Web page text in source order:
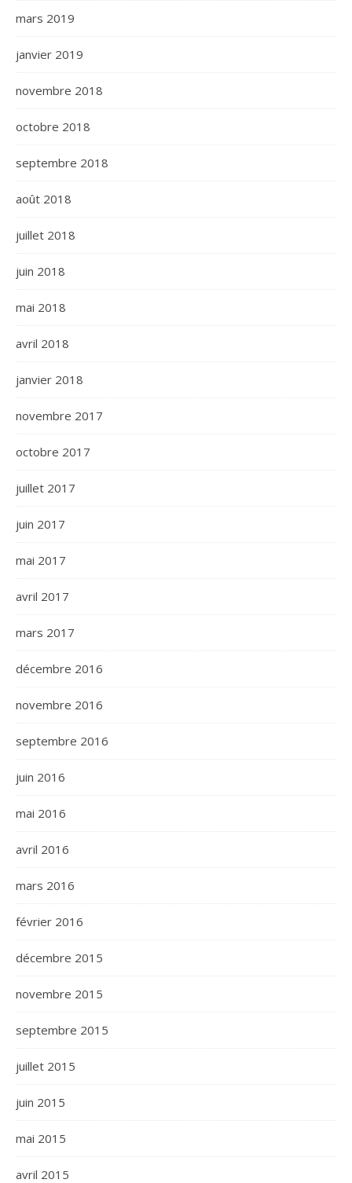
mars 2019
janvier 2019
novembre 2018
octobre 2018
septembre 2018
août 2018
juillet 2018
juin 2018
mai 2018
avril 2018
janvier 2018
novembre 2017
octobre 2017
juillet 2017
juin 2017
mai 2017
avril 2017
mars 2017
décembre 2016
novembre 2016
septembre 2016
juin 2016
mai 2016
avril 2016
mars 2016
février 2016
décembre 2015
novembre 2015
septembre 2015
juillet 2015
juin 2015
mai 2015
avril 2015